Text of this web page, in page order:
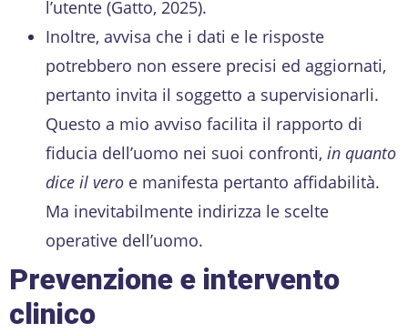
l’utente (Gatto, 2025).
Inoltre, avvisa che i dati e le risposte
potrebbero non essere precisi ed aggiornati,
pertanto invita il soggetto a supervisionarli.
Questo a mio avviso facilita il rapporto di
fiducia dell’uomo nei suoi confronti, in quanto
dice il vero e manifesta pertanto affidabilità.
Ma inevitabilmente indirizza le scelte
operative dell’uomo.
Prevenzione e intervento
clinico